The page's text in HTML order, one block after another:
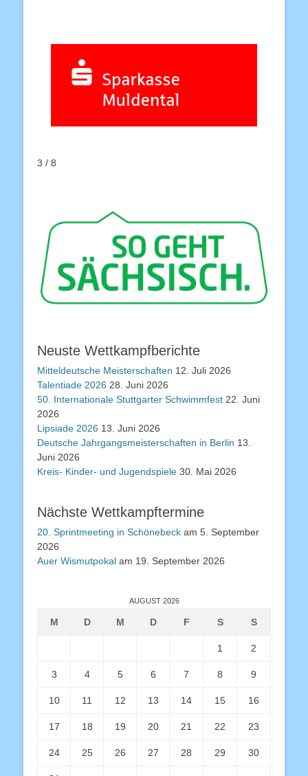
3 / 8
Neuste Wettkampfberichte
Mitteldeutsche Meisterschaften 12. Juli 2026
Talentiade 2026 28. Juni 2026
50. Internationale Stuttgarter Schwimmfest 22. Juni
2026
Lipsiade 2026 13. Juni 2026
Deutsche Jahrgangsmeisterschaften in Berlin 13.
Juni 2026
Kreis- Kinder- und Jugendspiele 30. Mai 2026
Nächste Wettkampftermine
20. Sprintmeeting in Schönebeck am 5. September
2026
Auer Wismutpokal am 19. September 2026
AUGUST 2026
M D M D F S S
1 2
3 4 5 6 7 8 9
10 11 12 13 14 15 16
17 18 19 20 21 22 23
24 25 26 27 28 29 30